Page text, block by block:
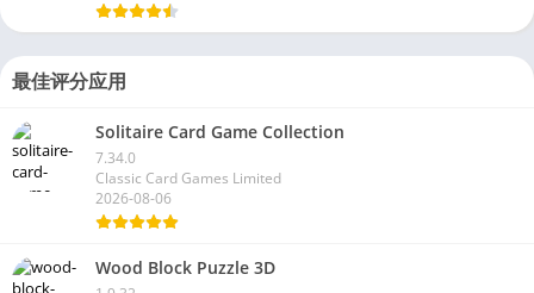
最佳评分应用
Solitaire Card Game Collection
7.34.0
Classic Card Games Limited
2026-08-06
Wood Block Puzzle 3D